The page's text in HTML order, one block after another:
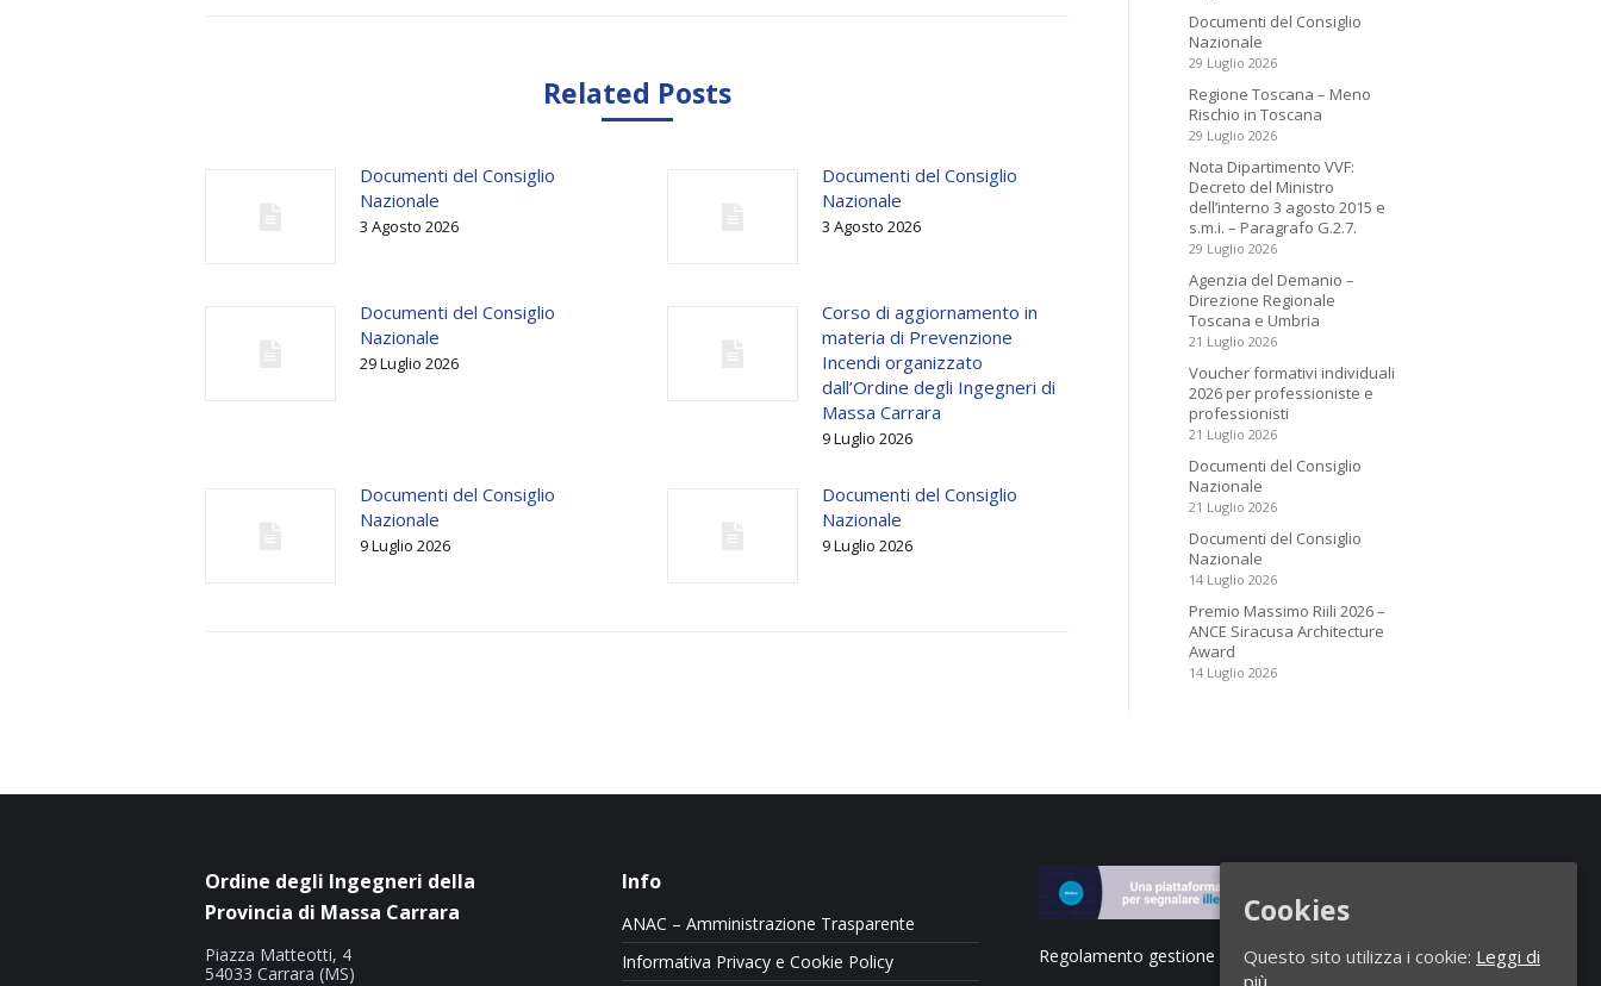
Related Posts
Documenti del Consiglio
Nazionale
3 Agosto 2026
Documenti del Consiglio
Nazionale
3 Agosto 2026
Documenti del Consiglio
Nazionale
29 Luglio 2026
Corso di aggiornamento in
materia di Prevenzione
Incendi organizzato
dall’Ordine degli Ingegneri di
Massa Carrara
9 Luglio 2026
Documenti del Consiglio
Nazionale
9 Luglio 2026
Documenti del Consiglio
Nazionale
9 Luglio 2026
Documenti del Consiglio
Nazionale
29 Luglio 2026
Regione Toscana – Meno
Rischio in Toscana
29 Luglio 2026
Nota Dipartimento VVF:
Decreto del Ministro
dell’interno 3 agosto 2015 e
s.m.i. – Paragrafo G.2.7.
29 Luglio 2026
Agenzia del Demanio –
Direzione Regionale
Toscana e Umbria
21 Luglio 2026
Voucher formativi individuali
2026 per professioniste e
professionisti
21 Luglio 2026
Documenti del Consiglio
Nazionale
21 Luglio 2026
Documenti del Consiglio
Nazionale
14 Luglio 2026
Premio Massimo Riili 2026 –
ANCE Siracusa Architecture
Award
14 Luglio 2026
Ordine degli Ingegneri della
Provincia di Massa Carrara
Piazza Matteotti, 4
54033 Carrara (MS)
Info
ANAC – Amministrazione Trasparente
Informativa Privacy e Cookie Policy
Regolamento gestione segnalazioni di illeciti
Cookies
Questo sito utilizza i cookie: Leggi di